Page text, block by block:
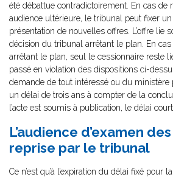
été débattue contradictoirement. En cas de
audience ultérieure, le tribunal peut fixer
présentation de nouvelles offres. L’offre lie
décision du tribunal arrêtant le plan. En cas
arrêtant le plan, seul le cessionnaire reste
passé en violation des dispositions ci-
demande de tout intéressé ou du ministère
un délai de trois ans à compter de la
l’acte est soumis à publication, le délai
L’audience d’examen
reprise par le tribunal
Ce n’est qu’à l’expiration du délai fixé pour